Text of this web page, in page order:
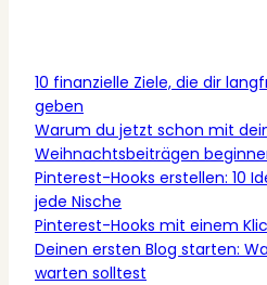
10 finanzielle Ziele, die dir
geben
Warum du jetzt schon mit
Weihnachtsbeiträgen
Pinterest-Hooks erstellen: 10
jede Nische
Pinterest-Hooks mit einem
Deinen ersten Blog starten:
warten solltest